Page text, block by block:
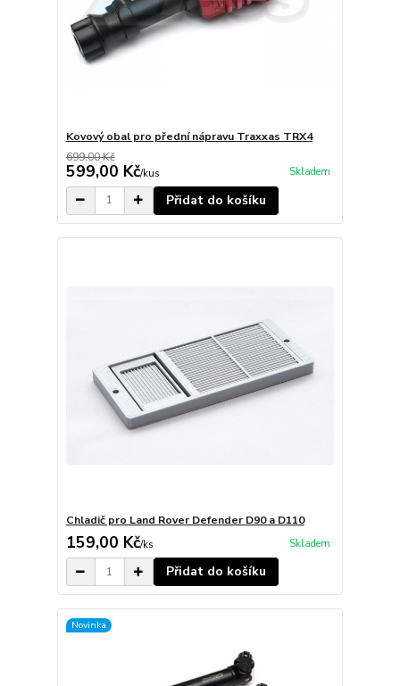
Kovový obal pro přední nápravu Traxxas TRX4
699,00 Kč
599,00 Kč/kus Skladem
Přidat do košíku
Chladič pro Land Rover Defender D90 a D110
159,00 Kč/ks Skladem
Přidat do košíku
Novinka